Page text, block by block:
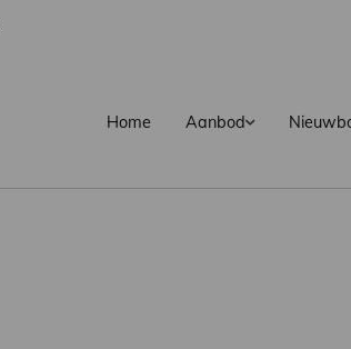
Home Aanbod